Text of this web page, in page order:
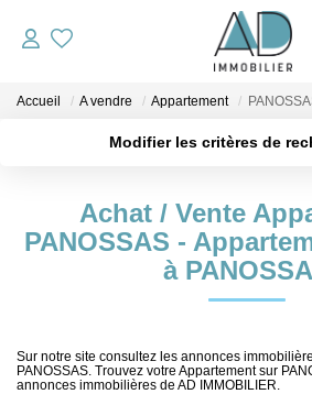
ACCUEIL
NOTRE
ALERTE IMMO
OUTILS
Accueil A vendre Appartement
Modifier les critères de
Sélectionnez...
Type de bien
Surface
Achat / Vente
PANOSSAS -
à
Sur notre site consultez les annonces
PANOSSAS. Trouvez votre Appartement sur
annonces immobilières de AD IMMOBILIER.